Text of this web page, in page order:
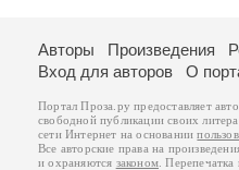
Авторы Произведения
Вход для авторов
О
Портал Проза.ру предоставляет
свободной публикации своих
сети Интернет на основании
Все авторские права на
и охраняются законом .